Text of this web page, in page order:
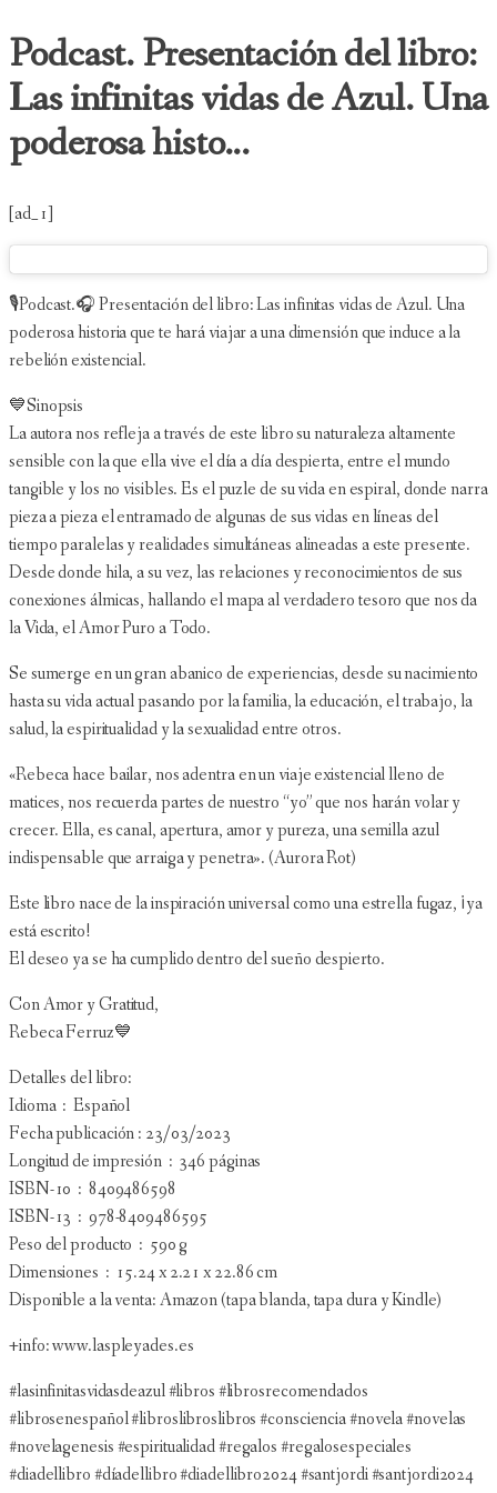
Podcast. Presentación del libro:
Las infinitas vidas de Azul. Una
poderosa histo...
[ad_1]
🎙Podcast.🎧 Presentación del libro: Las infinitas vidas de Azul. Una
poderosa historia que te hará viajar a una dimensión que induce a la
rebelión existencial.
💙Sinopsis
La autora nos refleja a través de este libro su naturaleza altamente
sensible con la que ella vive el día a día despierta, entre el mundo
tangible y los no visibles. Es el puzle de su vida en espiral, donde narra
pieza a pieza el entramado de algunas de sus vidas en líneas del
tiempo paralelas y realidades simultáneas alineadas a este presente.
Desde donde hila, a su vez, las relaciones y reconocimientos de sus
conexiones álmicas, hallando el mapa al verdadero tesoro que nos da
la Vida, el Amor Puro a Todo.
Se sumerge en un gran abanico de experiencias, desde su nacimiento
hasta su vida actual pasando por la familia, la educación, el trabajo, la
salud, la espiritualidad y la sexualidad entre otros.
«Rebeca hace bailar, nos adentra en un viaje existencial lleno de
matices, nos recuerda partes de nuestro “yo” que nos harán volar y
crecer. Ella, es canal, apertura, amor y pureza, una semilla azul
indispensable que arraiga y penetra». (Aurora Rot)
Este libro nace de la inspiración universal como una estrella fugaz, ¡ya
está escrito!
El deseo ya se ha cumplido dentro del sueño despierto.
Con Amor y Gratitud,
Rebeca Ferruz💙
Detalles del libro:
Idioma ‏ : ‎ Español
Fecha publicación : 23/03/2023
Longitud de impresión ‏ : ‎ 346 páginas
ISBN-10 ‏ : ‎ 8409486598
ISBN-13 ‏ : ‎ 978-8409486595
Peso del producto ‏ : ‎ 590 g
Dimensiones ‏ : ‎ 15.24 x 2.21 x 22.86 cm
Disponible a la venta: Amazon (tapa blanda, tapa dura y Kindle)
+info: www.laspleyades.es
#lasinfinitasvidasdeazul #libros #librosrecomendados
#librosenespañol #libroslibroslibros #consciencia #novela #novelas
#novelagenesis #espiritualidad #regalos #regalosespeciales
#diadellibro #díadellibro #diadellibro2024 #santjordi #santjordi2024